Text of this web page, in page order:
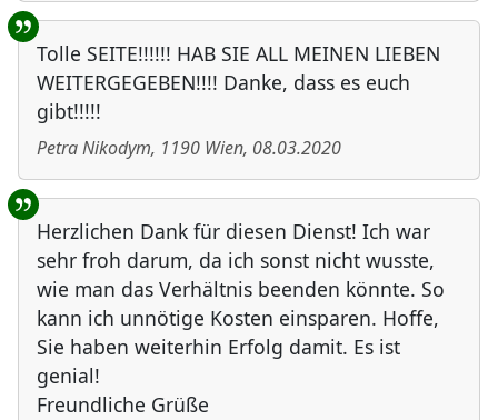
Tolle SEITE!!!!!! HAB SIE ALL MEINEN LIEBEN
WEITERGEGEBEN!!!! Danke, dass es euch
gibt!!!!!
Petra Nikodym, 1190 Wien, 08.03.2020
Herzlichen Dank für diesen Dienst! Ich war
sehr froh darum, da ich sonst nicht wusste,
wie man das Verhältnis beenden könnte. So
kann ich unnötige Kosten einsparen. Hoffe,
Sie haben weiterhin Erfolg damit. Es ist
genial!
Freundliche Grüße